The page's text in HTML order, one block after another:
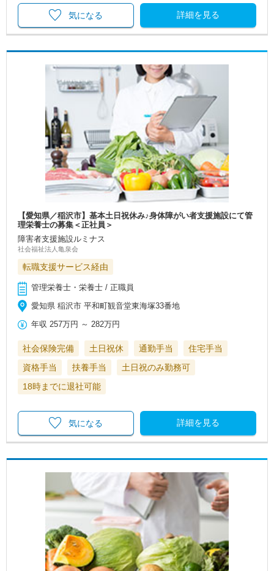
詳細を見る
気になる
【愛知県／稲沢市】基本土日祝休み♪身体障がい者支援施設にて管
理栄養士の募集＜正社員＞
障害者支援施設ルミナス
社会福祉法人亀泉会
転職支援サービス経由
管理栄養士・栄養士 / 正職員
愛知県 稲沢市 平和町観音堂東海塚33番地
年収 257万円 ～ 282万円
社会保険完備 土日祝休 通勤手当
住宅手当
資格手当
扶養手当
土日祝のみ勤務可
18時までに退社可能
詳細を見る
気になる